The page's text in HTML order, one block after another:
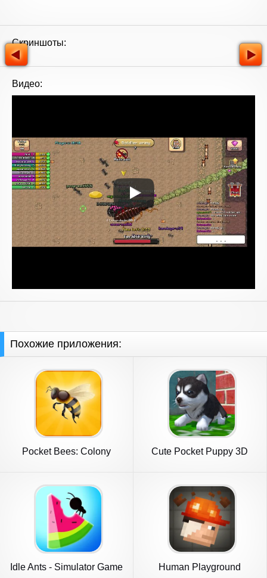
Скриншоты:
Видео:
Похожие приложения:
Pocket Bees: Colony
Cute Pocket Puppy 3D
Idle Ants - Simulator Game
Human Playground